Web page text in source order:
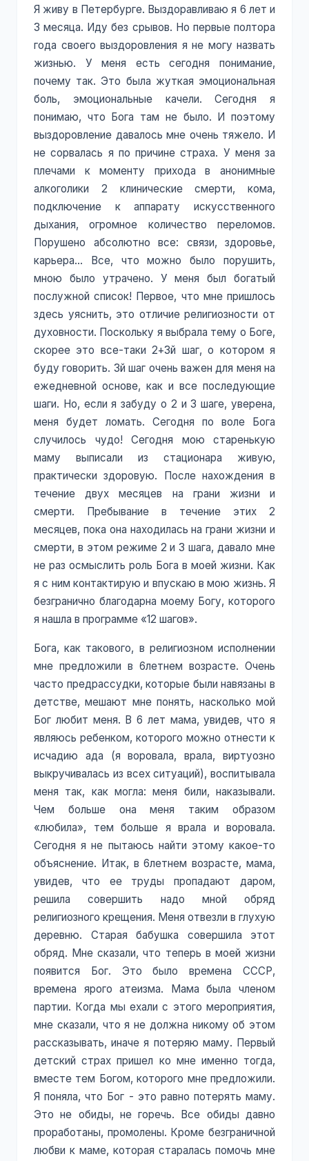
Я живу в Петербурге. Выздоравливаю я 6 лет и
3 месяца. Иду без срывов. Но первые полтора
года своего выздоровления я не могу назвать
жизнью. У меня есть сегодня понимание,
почему так. Это была жуткая эмоциональная
боль, эмоциональные качели. Сегодня я
понимаю, что Бога там не было. И поэтому
выздоровление давалось мне очень тяжело. И
не сорвалась я по причине страха. У меня за
плечами к моменту прихода в анонимные
алкоголики 2 клинические смерти, кома,
подключение к аппарату искусственного
дыхания, огромное количество переломов.
Порушено абсолютно все: связи, здоровье,
карьера… Все, что можно было порушить,
мною было утрачено. У меня был богатый
послужной список! Первое, что мне пришлось
здесь уяснить, это отличие религиозности от
духовности. Поскольку я выбрала тему о Боге,
скорее это все-таки 2+3й шаг, о котором я
буду говорить. 3й шаг очень важен для меня на
ежедневной основе, как и все последующие
шаги. Но, если я забуду о 2 и 3 шаге, уверена,
меня будет ломать. Сегодня по воле Бога
случилось чудо! Сегодня мою старенькую
маму выписали из стационара живую,
практически здоровую. После нахождения в
течение двух месяцев на грани жизни и
смерти. Пребывание в течение этих 2
месяцев, пока она находилась на грани жизни и
смерти, в этом режиме 2 и 3 шага, давало мне
не раз осмыслить роль Бога в моей жизни. Как
я с ним контактирую и впускаю в мою жизнь. Я
безгранично благодарна моему Богу, которого
я нашла в программе «12 шагов».
Бога, как такового, в религиозном исполнении
мне предложили в 6летнем возрасте. Очень
часто предрассудки, которые были навязаны в
детстве, мешают мне понять, насколько мой
Бог любит меня. В 6 лет мама, увидев, что я
являюсь ребенком, которого можно отнести к
исчадию ада (я воровала, врала, виртуозно
выкручивалась из всех ситуаций), воспитывала
меня так, как могла: меня били, наказывали.
Чем больше она меня таким образом
«любила», тем больше я врала и воровала.
Сегодня я не пытаюсь найти этому какое-то
объяснение. Итак, в 6летнем возрасте, мама,
увидев, что ее труды пропадают даром,
решила совершить надо мной обряд
религиозного крещения. Меня отвезли в глухую
деревню. Старая бабушка совершила этот
обряд. Мне сказали, что теперь в моей жизни
появится Бог. Это было времена СССР,
времена ярого атеизма. Мама была членом
партии. Когда мы ехали с этого мероприятия,
мне сказали, что я не должна никому об этом
рассказывать, иначе я потеряю маму. Первый
детский страх пришел ко мне именно тогда,
вместе тем Богом, которого мне предложили.
Я поняла, что Бог - это равно потерять маму.
Это не обиды, не горечь. Все обиды давно
проработаны, промолены. Кроме безграничной
любви к маме, которая старалась помочь мне